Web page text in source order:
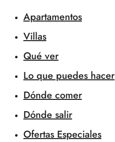
Apartamentos
Villas
Qué ver
Lo que puedes hacer
Dónde comer
Dónde salir
Ofertas Especiales